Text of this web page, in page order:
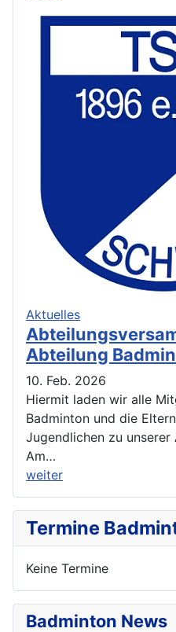
Termine
Keine Termine
Badminton News
Aktuelles
Abteilung
10. Feb. 2026
Hiermit laden wir alle
Badminton und die
Jugendlichen zu
Am…
weiter